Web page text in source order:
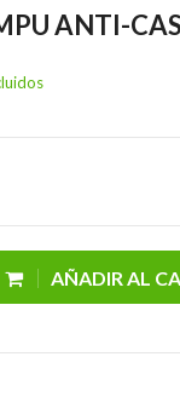
ANTI-
AÑADIR AL